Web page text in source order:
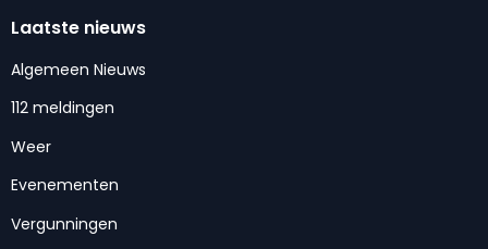
Laatste nieuws
Algemeen Nieuws
112 meldingen
Weer
Evenementen
Vergunningen